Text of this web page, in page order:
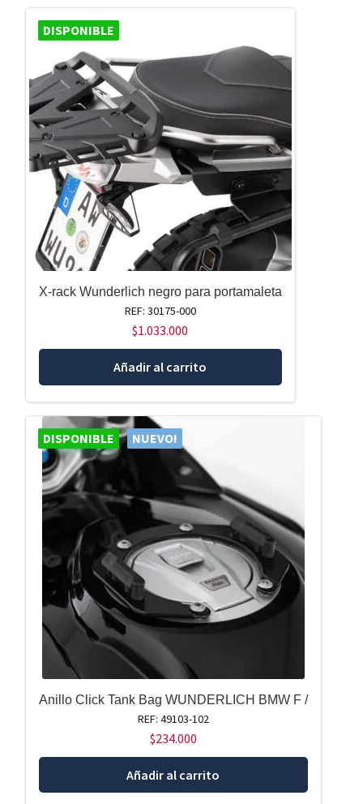
DISPONIBLE
X-rack Wunderlich negro para portamaleta
REF: 30175-000
$1.033.000
Añadir al carrito
DISPONIBLE NUEVO!
Anillo Click Tank Bag WUNDERLICH BMW F /
REF: 49103-102
$234.000
Añadir al carrito